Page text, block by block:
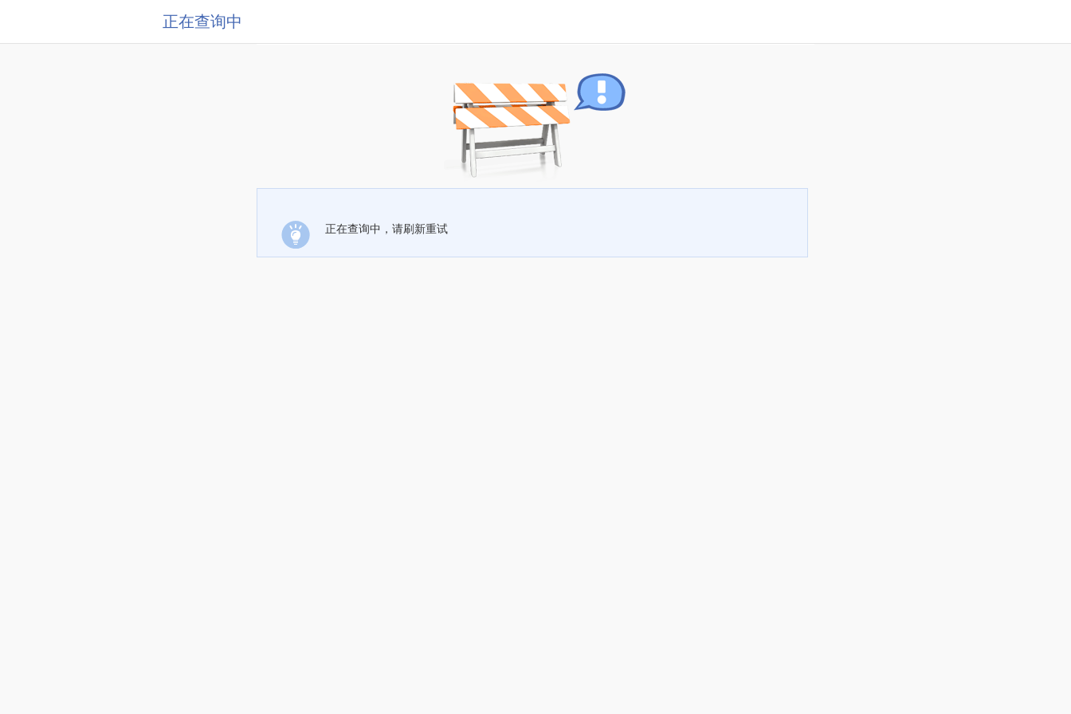
正在查询中
正在查询中，请刷新重试